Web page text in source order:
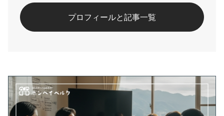
プロフィールと記事一覧